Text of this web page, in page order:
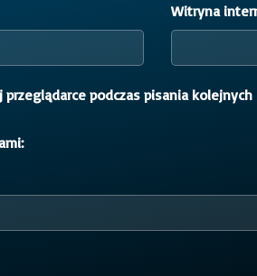
Witryna
podczas pisania